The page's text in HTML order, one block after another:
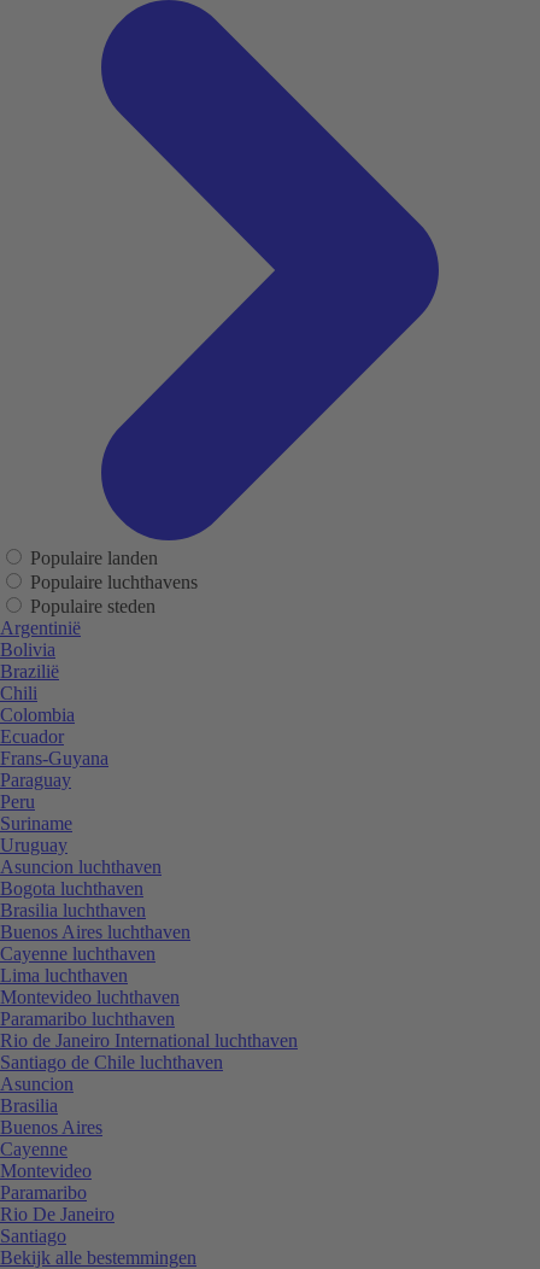
Populaire landen
Populaire luchthavens
Populaire steden
Argentinië
Bolivia
Brazilië
Chili
Colombia
Ecuador
Frans-Guyana
Paraguay
Peru
Suriname
Uruguay
Asuncion luchthaven
Bogota luchthaven
Brasilia luchthaven
Buenos Aires luchthaven
Cayenne luchthaven
Lima luchthaven
Montevideo luchthaven
Paramaribo luchthaven
Rio de Janeiro International luchthaven
Santiago de Chile luchthaven
Asuncion
Brasilia
Buenos Aires
Cayenne
Montevideo
Paramaribo
Rio De Janeiro
Santiago
Bekijk alle bestemmingen